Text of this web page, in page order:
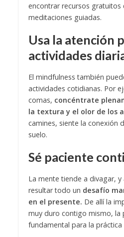
encontrar recursos gratuitos
meditaciones guiadas.
Usa la atención
actividades
El mindfulness también
actividades cotidianas. Por
comas, concéntrate
la textura y el olor de los
camines, siente la conexión
suelo.
Sé paciente
La mente tiende a divagar,
resultar todo un desafío
en el presente. De allí la
muy duro contigo mismo, la
fundamental para la práctica